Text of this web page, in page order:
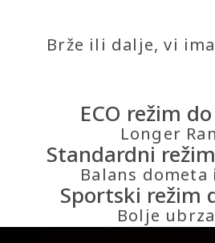
Brže ili dalje, vi
ECO režim
Longer
Standardni
Balans dometa
Sportski režim
Bolje